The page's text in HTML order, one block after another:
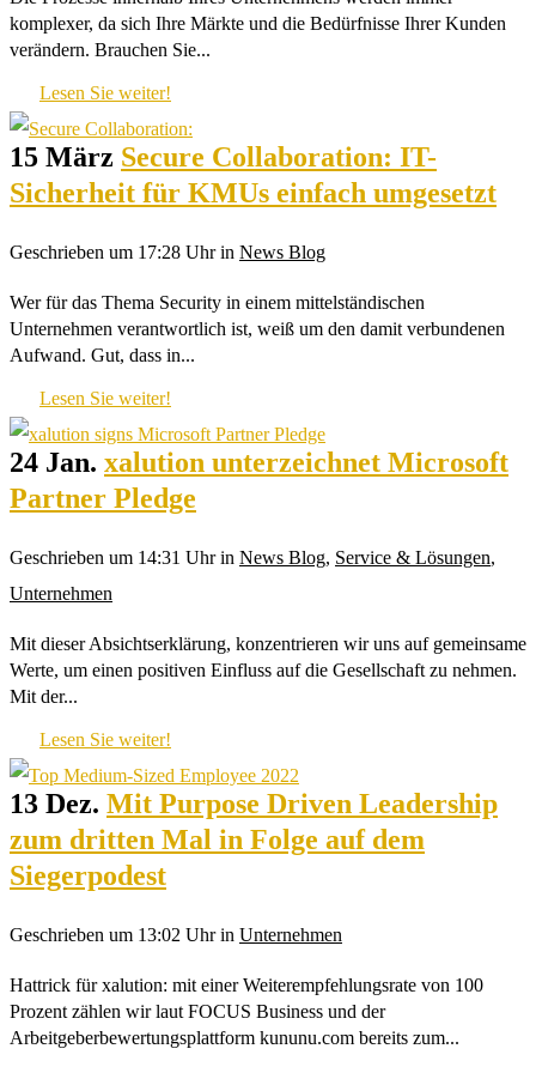
komplexer, da sich Ihre Märkte und die Bedürfnisse Ihrer Kunden
verändern. Brauchen Sie...
Lesen Sie weiter!
15 März Secure Collaboration: IT-
Sicherheit für KMUs einfach umgesetzt
Geschrieben um 17:28 Uhrin News Blog
Wer für das Thema Security in einem mittelständischen
Unternehmen verantwortlich ist, weiß um den damit verbundenen
Aufwand. Gut, dass in...
Lesen Sie weiter!
24 Jan. xalution unterzeichnet Microsoft
Partner Pledge
Geschrieben um 14:31 Uhrin News Blog, Service & Lösungen,
Unternehmen
Mit dieser Absichtserklärung, konzentrieren wir uns auf gemeinsame
Werte, um einen positiven Einfluss auf die Gesellschaft zu nehmen.
Mit der...
Lesen Sie weiter!
13 Dez. Mit Purpose Driven Leadership
zum dritten Mal in Folge auf dem
Siegerpodest
Geschrieben um 13:02 Uhrin Unternehmen
Hattrick für xalution: mit einer Weiterempfehlungsrate von 100
Prozent zählen wir laut FOCUS Business und der
Arbeitgeberbewertungsplattform kununu.com bereits zum...